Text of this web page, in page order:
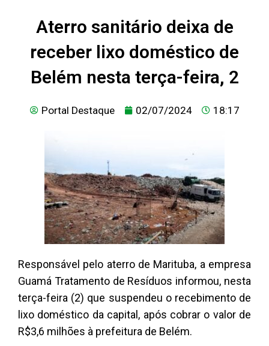
Aterro sanitário deixa de
receber lixo doméstico de
Belém nesta terça-feira, 2
Portal Destaque 02/07/2024 18:17
Responsável pelo aterro de Marituba, a empresa
Guamá Tratamento de Resíduos informou, nesta
terça-feira (2) que suspendeu o recebimento de
lixo doméstico da capital, após cobrar o valor de
R$3,6 milhões à prefeitura de Belém.